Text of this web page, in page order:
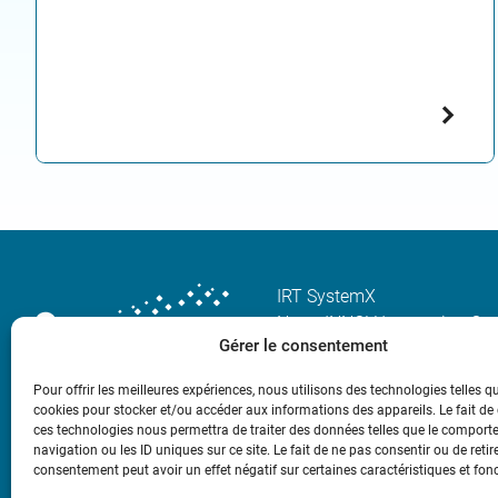
Gérer le consentement
Pour offrir les meilleures expériences, nous utilisons des technologies telles
cookies pour stocker et/ou accéder aux informations des appareils. Le fait de
ces technologies nous permettra de traiter des données telles que le
navigation ou les ID uniques sur ce site. Le fait de ne pas consentir ou de
consentement peut avoir un effet négatif sur certaines caractéristiques et
IRT SystemX
Nano-INNOV Integration
2, Boulevard Thomas Gobert
Phone: +33(0)1 69 08 06 17
contact[at]irt-systemx.fr